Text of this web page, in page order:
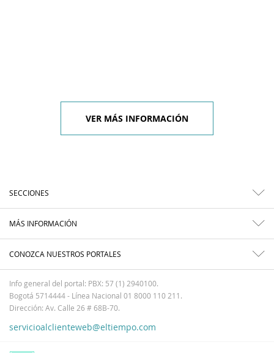
VER MÁS INFORMACIÓN
SECCIONES
MÁS INFORMACIÓN
CONOZCA NUESTROS PORTALES
Info general del portal: PBX: 57 (1) 2940100.
Bogotá 5714444 - Línea Nacional 01 8000 110 211.
Dirección: Av. Calle 26 # 68B-70.
servicioalclienteweb@eltiempo.com